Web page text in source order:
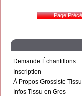
Demande Échantillons
Inscription
À Propos Grossiste Tissu
Infos Tissu en Gros